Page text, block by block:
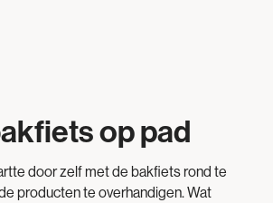
op pad
door zelf met de bakfiets rond te
producten te overhandigen. Wat